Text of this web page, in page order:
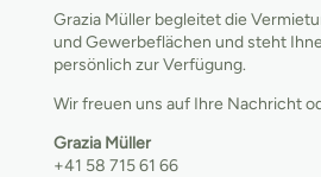
Grazia Müller begleitet die
und Gewerbeflächen und steht
persönlich zur Verfügung.
Wir freuen uns auf Ihre Nachricht
Grazia Müller
+41 58 715 61 66